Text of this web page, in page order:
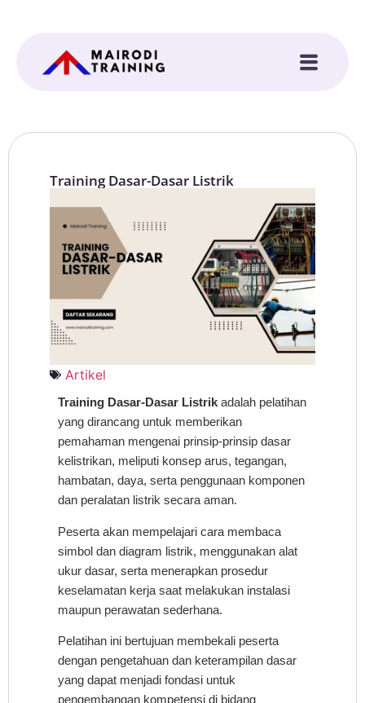
Training Dasar-Dasar Listrik
Artikel
Training Dasar-Dasar Listrik adalah pelatihan
yang dirancang untuk memberikan
pemahaman mengenai prinsip-prinsip dasar
kelistrikan, meliputi konsep arus, tegangan,
hambatan, daya, serta penggunaan komponen
dan peralatan listrik secara aman.
Peserta akan mempelajari cara membaca
simbol dan diagram listrik, menggunakan alat
ukur dasar, serta menerapkan prosedur
keselamatan kerja saat melakukan instalasi
maupun perawatan sederhana.
Pelatihan ini bertujuan membekali peserta
dengan pengetahuan dan keterampilan dasar
yang dapat menjadi fondasi untuk
pengembangan kompetensi di bidang